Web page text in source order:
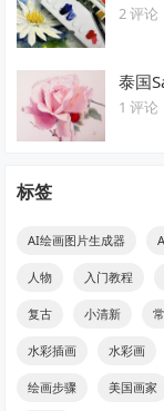
2 评论
泰国
1 评论
标签
AI绘画图片生成器
人物 入门教程
复古 小清新
水彩插画 水彩画
绘画步骤 美国画家